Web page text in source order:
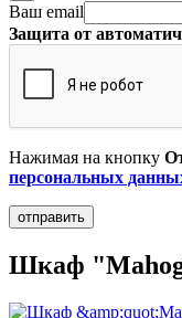
Ваш email
Защита от
Нажимая на кнопку
персональных
Шкаф